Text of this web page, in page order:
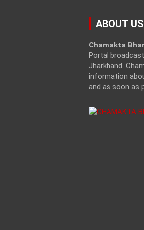
ABOUT US
Chamakta
Portal
Jharkhand.
information
and as soon as